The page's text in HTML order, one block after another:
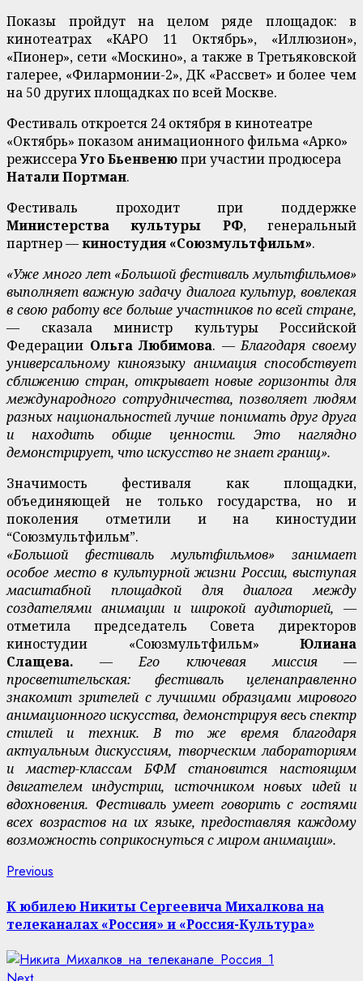
Показы пройдут на целом ряде площадок: в
кинотеатрах «КАРО 11 Октябрь», «Иллюзион»,
«Пионер», сети «Москино», а также в Третьяковской
галерее, «Филармонии-2», ДК «Рассвет» и более чем
на 50 других площадках по всей Москве.
Фестиваль откроется 24 октября в кинотеатре
«Октябрь» показом анимационного фильма «Арко»
режиссераУго Бьенвенюпри участии продюсера
Натали Портман.
Фестиваль проходит при поддержке
Министерства культуры РФ, генеральный
партнер —киностудия «Союзмультфильм».
«Уже много лет «Большой фестиваль мультфильмов»
выполняет важную задачу диалога культур, вовлекая
в свою работу все больше участников по всей стране,
— сказала министр культуры Российской
Федерации Ольга Любимова. — Благодаря своему
универсальному киноязыку анимация способствует
сближению стран, открывает новые горизонты для
международного сотрудничества, позволяет людям
разных национальностей лучше понимать друг друга
и находить общие ценности. Это наглядно
демонстрирует, что искусство не знает границ».
Значимость фестиваля как площадки,
объединяющей не только государства, но и
поколения отметили и на киностудии
“Союзмультфильм”.
«Большой фестиваль мультфильмов» занимает
особое место в культурной жизни России, выступая
масштабной площадкой для диалога между
создателями анимации и широкой аудиторией, —
отметила председатель Совета директоров
киностудии «Союзмультфильм» Юлиана
Слащева.
— Его ключевая миссия —
просветительская: фестиваль целенаправленно
знакомит зрителей с лучшими образцами мирового
анимационного искусства, демонстрируя весь спектр
стилей и техник. В то же время благодаря
актуальным дискуссиям, творческим лабораториям
и мастер-классам БФМ становится настоящим
двигателем индустрии, источником новых идей и
вдохновения. Фестиваль умеет говорить с гостями
всех возрастов на их языке, предоставляя каждому
возможность соприкоснуться с миром анимации».
Continue
Reading
Previous
К юбилею Никиты Сергеевича Михалкова на
телеканалах «Россия» и «Россия-Культура»